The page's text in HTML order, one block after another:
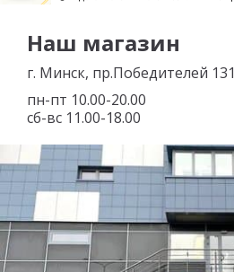
Наш магазин
г. Минск, пр.Победителей 131
пн-пт 10.00-20.00
сб-вс 11.00-18.00